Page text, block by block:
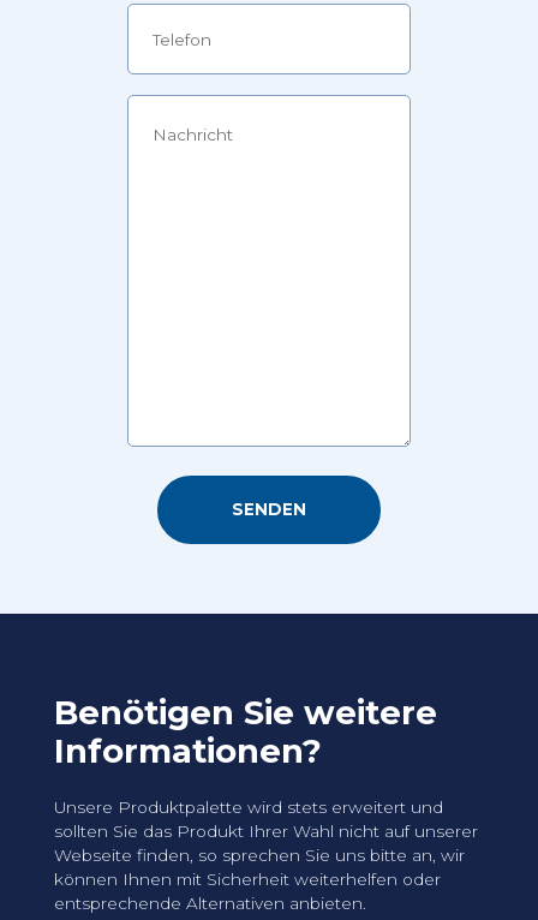
Benötigen Sie weitere
Informationen?
Unsere Produktpalette wird stets erweitert und
sollten Sie das Produkt Ihrer Wahl nicht auf unserer
Webseite finden, so sprechen Sie uns bitte an, wir
können Ihnen mit Sicherheit weiterhelfen oder
entsprechende Alternativen anbieten.